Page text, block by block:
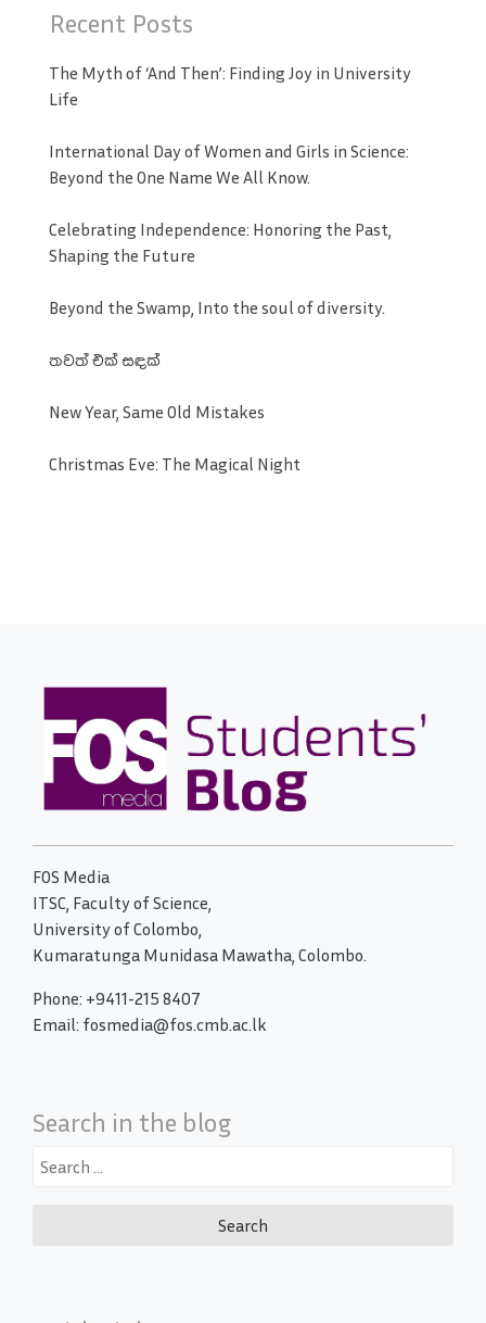
Recent Posts
The Myth of ‘And Then’: Finding Joy in University
Life
International Day of Women and Girls in Science:
Beyond the One Name We All Know.
Celebrating Independence: Honoring the Past,
Shaping the Future
Beyond the Swamp, Into the soul of diversity.
තවත් එක් සඳක්
New Year, Same Old Mistakes
Christmas Eve: The Magical Night
FOS Media
ITSC, Faculty of Science,
University of Colombo,
Kumaratunga Munidasa Mawatha, Colombo.
Phone: +9411-215 8407
Email: fosmedia@fos.cmb.ac.lk
Search in the blog
Search